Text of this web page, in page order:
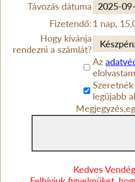
Távozás dátuma
Fizetendő:1 nap,
Hogy kívánja
rendezni a számlát?
Az
legújabb
Kedves